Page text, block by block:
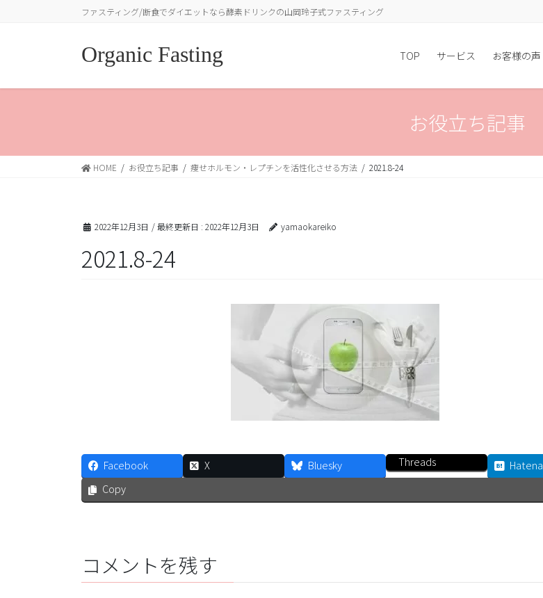
に
ョ
動
ファスティング/断食でダイエットなら酵素ドリンクの山岡玲子式ファスティング
Organic Fasting TOP サービス お客様の声
お役立ち記事
HOME お役立ち記事 痩せホルモン・レプチンを活性化させる方法 2021.8-24
2022年12月3日 / 最終更新日 : 2022年12月3日 yamaokareiko
2021.8-24
Facebook X Bluesky Threads
Hatena
Copy
コメントを残す